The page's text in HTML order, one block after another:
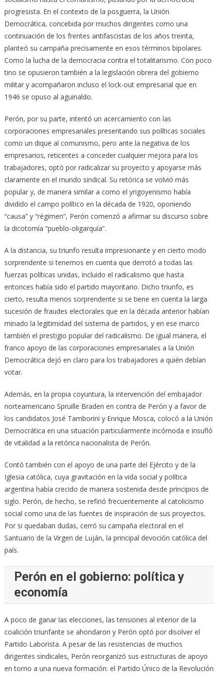
progresista. En el contexto de la posguerra, la Unión
Democrática, concebida por muchos dirigentes como una
continuación de los frentes antifascistas de los años treinta,
planteó su campaña precisamente en esos términos bipolares.
Como la lucha de la democracia contra el totalitarismo. Con poco
tino se opusieron también a la legislación obrera del gobierno
militar y acompañaron incluso el lock-out empresarial que en
1946 se opuso al aguinaldo.
Perón, por su parte, intentó un acercamiento con las
corporaciones empresariales presentando sus políticas sociales
como un dique al comunismo, pero ante la negativa de los
empresarios, reticentes a conceder cualquier mejora para los
trabajadores, optó por radicalizar su proyecto y apoyarse más
claramente en el mundo sindical. Su retórica se volvió más
popular y, de manera similar a como el yrigoyenismo había
dividido el campo político en la década de 1920, oponiendo
“causa” y “régimen”, Perón comenzó a afirmar su discurso sobre
la dicotomía “pueblo-oligarquía”.
A la distancia, su triunfo resulta impresionante y en cierto modo
sorprendente si tenemos en cuenta que derrotó a todas las
fuerzas políticas unidas, incluido el radicalismo que hasta
entonces había sido el partido mayoritario. Dicho triunfo, es
cierto, resulta menos sorprendente si se tiene en cuenta la larga
sucesión de fraudes electorales que en la década anterior habían
minado la legitimidad del sistema de partidos, y en ese marco
también el prestigio popular del radicalismo. De igual manera, el
franco apoyo de las corporaciones empresariales a la Unión
Democrática dejó en claro para los trabajadores a quién debían
votar.
Además, en la propia coyuntura, la intervención del embajador
norteamericano Spruille Braden en contra de Perón y a favor de
los candidatos José Tamborini y Enrique Mosca, colocó a la Unión
Democrática en una situación particularmente incómoda e insufló
de vitalidad a la retórica nacionalista de Perón.
Contó también con el apoyo de una parte del Ejército y de la
Iglesia católica, cuya gravitación en la vida social y política
argentina había crecido de manera sostenida desde principios de
siglo. Perón, de hecho, se refirió frecuentemente al catolicismo
social como una de las fuentes de inspiración de sus proyectos.
Por si quedaban dudas, cerró su campaña electoral en el
Santuario de la Virgen de Luján, la principal devoción católica del
país.
Perón en el gobierno: política y
economía
A poco de ganar las elecciones, las tensiones al interior de la
coalición triunfante se ahondaron y Perón optó por disolver el
Partido Laborista. A pesar de las resistencias de muchos
dirigentes sindicales, Perón reorganizó sus estructuras de apoyo
en torno a una nueva formación: el Partido Único de la Revolución